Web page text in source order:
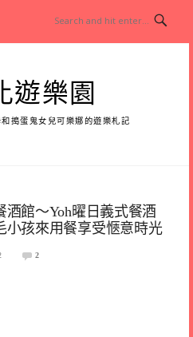
遊樂園
搗蛋鬼女兒可樂娜的遊樂札記
酒館～Yoh曜日義式餐酒
小孩來用餐享受愜意時光
2